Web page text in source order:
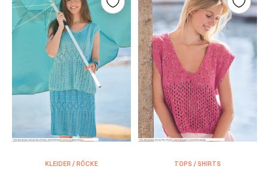
KLEIDER / RÖCKE TOPS / SHIRTS